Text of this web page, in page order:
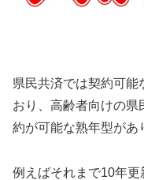
県民共済では契約可能
おり、高齢者向けの県
約が可能な熟年型があ
例えばそれまで10年